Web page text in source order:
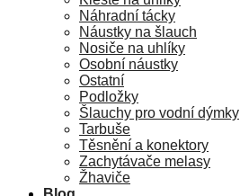
Náhradní tácky
Náustky na šlauch
Nosiče na uhlíky
Osobní náustky
Ostatní
Podložky
Šlauchy pro vodní dýmky
Tarbuše
Těsnění a konektory
Zachytávače melasy
Žhaviče